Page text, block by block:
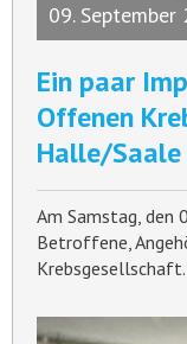
09. September
Ein paar
Offenen
Halle/Saale
Am Samstag, den
Betroffene,